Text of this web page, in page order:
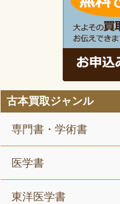
古本買取ジャンル
専門書・学術書
医学書
東洋医学書